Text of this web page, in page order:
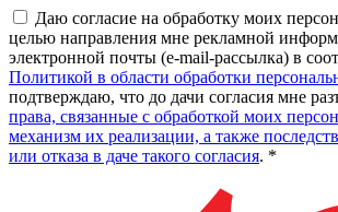
Даю согласие на обработку моих
целью направления мне рекламной
электронной почты (e-mail-рассылка) в
Политикой в области обработки
подтверждаю, что до дачи согласия мне
права, связанные с обработкой моих
механизм их реализации, а также
или отказа в даче такого согласия. *